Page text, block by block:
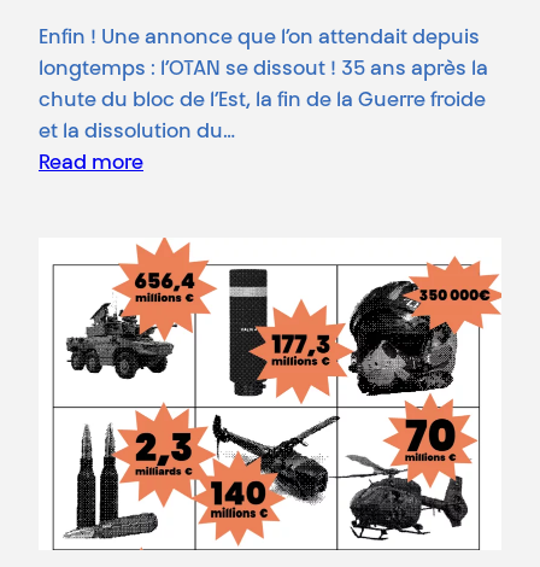
Enfin ! Une annonce que l’on attendait depuis
longtemps : l’OTAN se dissout ! 35 ans après la
chute du bloc de l’Est, la fin de la Guerre froide
et la dissolution du…
Read more